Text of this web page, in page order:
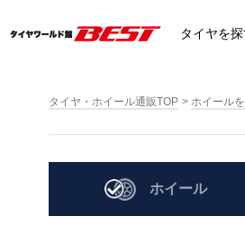
タイヤを
タイヤ・ホイール通販TOP ホイール
ホイール